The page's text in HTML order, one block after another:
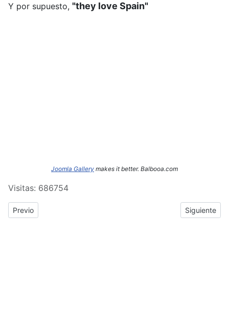
Y por supuesto, "they love Spain"
Joomla Gallery makes it better. Balbooa.com
Visitas: 686754
Previous article: ERASMUS+: Crónica del tercer y cuarto día de
Previo Next article:
Siguiente